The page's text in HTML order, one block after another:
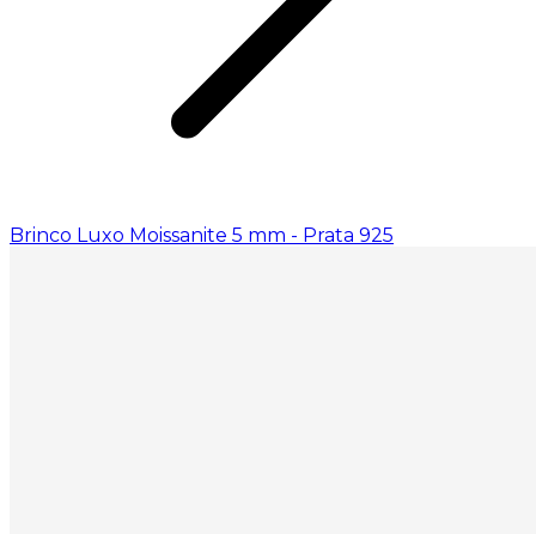
Brinco Luxo Moissanite 5 mm - Prata 925